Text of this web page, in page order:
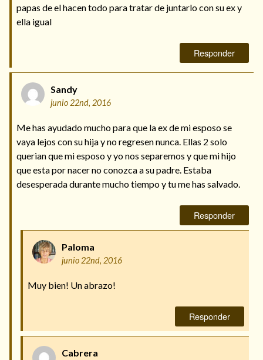
papas de el hacen todo para tratar de juntarlo con su ex y
ella igual
Responder
Sandy
junio 22nd, 2016
Me has ayudado mucho para que la ex de mi esposo se
vaya lejos con su hija y no regresen nunca. Ellas 2 solo
querian que mi esposo y yo nos separemos y que mi hijo
que esta por nacer no conozca a su padre. Estaba
desesperada durante mucho tiempo y tu me has salvado.
Responder
Paloma
junio 22nd, 2016
Muy bien! Un abrazo!
Responder
Cabrera